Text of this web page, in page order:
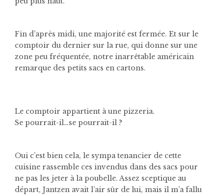
Fin d’après midi, une majorité est fermée. Et sur le
comptoir du dernier sur la rue, qui donne sur une
zone peu fréquentée, notre inarrêtable américain
remarque des petits sacs en cartons.
Le comptoir appartient à une pizzeria.
Se pourrait-il…se pourrait-il ?
Oui c’est bien cela, le sympa tenancier de cette
cuisine rassemble ces invendus dans des sacs pour
ne pas les jeter à la poubelle. Assez sceptique au
départ, Jantzen avait l’air sûr de lui, mais il m’a fallu